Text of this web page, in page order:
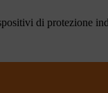
di protezione